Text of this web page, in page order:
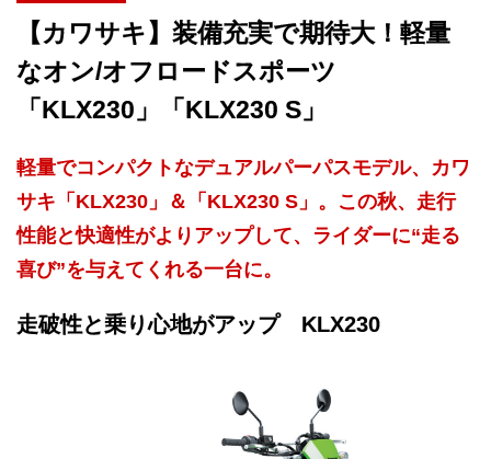
【カワサキ】装備充実で期待大！軽量
なオン/オフロードスポーツ
「KLX230」「KLX230 S」
軽量でコンパクトなデュアルパーパスモデル、カワ
サキ「KLX230」＆「KLX230 S」。この秋、走行
性能と快適性がよりアップして、ライダーに“走る
喜び”を与えてくれる一台に。
走破性と乗り心地がアップ KLX230